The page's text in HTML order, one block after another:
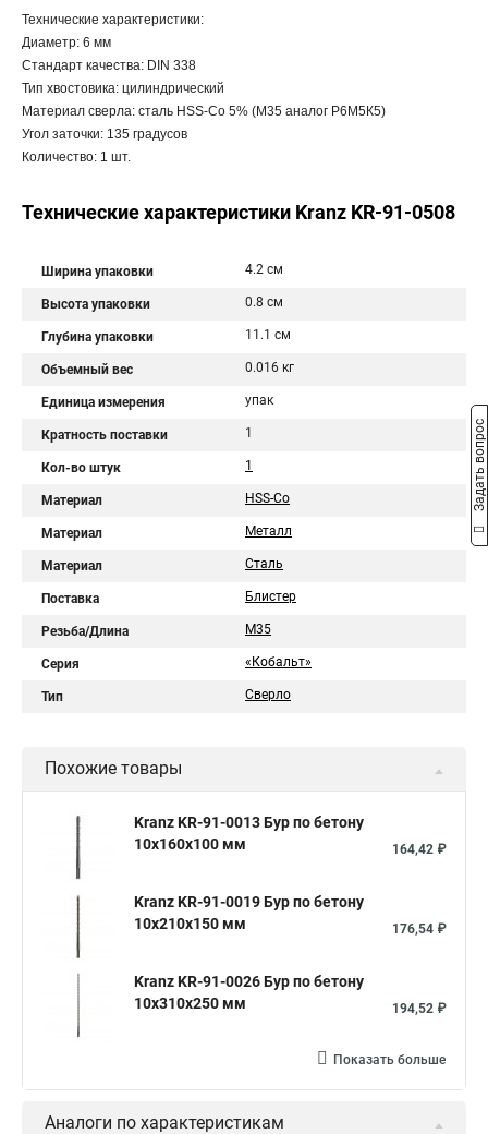
Технические характеристики:
Диаметр: 6 мм
Стандарт качества: DIN 338
Тип хвостовика: цилиндрический
Материал сверла: сталь HSS-Co 5% (М35 аналог Р6М5К5)
Угол заточки: 135 градусов
Количество: 1 шт.
Технические характеристики Kranz KR-91-0508
Ширина упаковки 4.2 см
Высота упаковки 0.8 см
Глубина упаковки 11.1 см
Объемный вес 0.016 кг
Единица измерения упак
Кратность поставки 1
Кол-во штук 1
Материал HSS-Co
Материал Металл
Материал Сталь
Поставка Блистер
Резьба/Длина M35
Серия «Кобальт»
Тип Сверло
Похожие товары
Kranz KR-91-0013 Бур по бетону
10x160x100 мм
164,42 ₽
Kranz KR-91-0019 Бур по бетону
10x210x150 мм
176,54 ₽
Kranz KR-91-0026 Бур по бетону
10x310x250 мм
194,52 ₽
Показать больше
Аналоги по характеристикам
Задать вопрос